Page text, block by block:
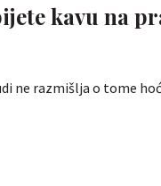
kavu na
ne razmišlja o tome